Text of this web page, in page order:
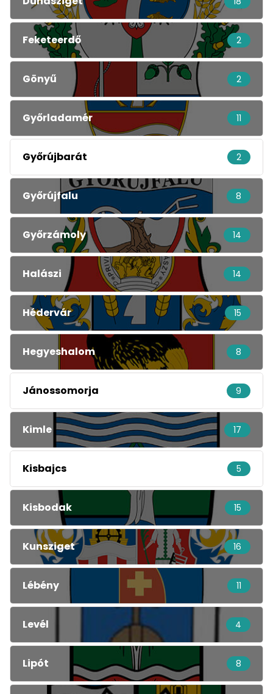
Feketeerdő 2
Gönyű 2
Győrladamér 11
Győrújbarát 2
Győrújfalu 8
Győrzámoly 14
Halászi 14
Hédervár 15
Hegyeshalom 8
Jánossomorja 9
Kimle 17
Kisbajcs 5
Kisbodak 15
Kunsziget 16
Lébény 11
Levél 4
Lipót 8